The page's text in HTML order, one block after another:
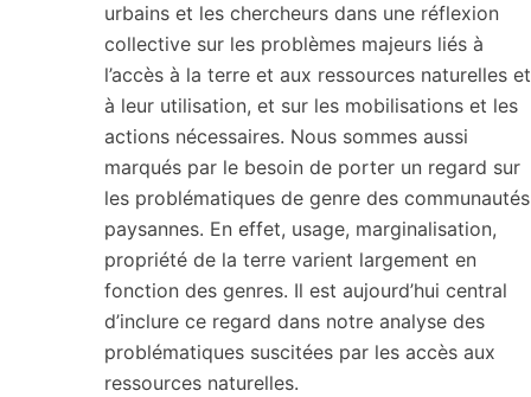
urbains et les chercheurs dans une réflexion
collective sur les problèmes majeurs liés à
l’accès à la terre et aux ressources naturelles et
à leur utilisation, et sur les mobilisations et les
actions nécessaires. Nous sommes aussi
marqués par le besoin de porter un regard sur
les problématiques de genre des communautés
paysannes. En effet, usage, marginalisation,
propriété de la terre varient largement en
fonction des genres. Il est aujourd’hui central
d’inclure ce regard dans notre analyse des
problématiques suscitées par les accès aux
ressources naturelles.